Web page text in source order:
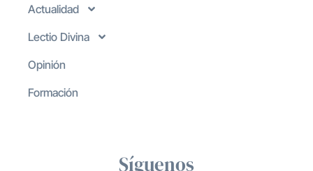
Actualidad
Lectio Divina
Opinión
Formación
Síguenos